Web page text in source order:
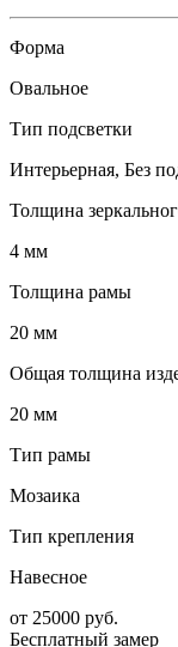
Форма
Овальное
Тип подсветки
Интерьерная, Без
Толщина
4 мм
Толщина рамы
20 мм
Общая толщина
20 мм
Тип рамы
Мозаика
Тип крепления
Навесное
от 25000 руб.
Бесплатный замер